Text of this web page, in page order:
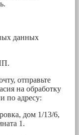
данных
отправьте
на обработку
по адресу:
дом 1/13/6,
1.